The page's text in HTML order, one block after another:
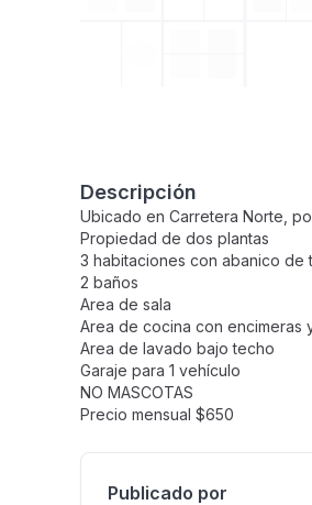
Descripción
Ubicado en Carretera Norte,
Propiedad de dos plantas
3 habitaciones con abanico de
2 baños
Area de sala
Area de cocina con encimeras
Area de lavado bajo techo
Garaje para 1 vehículo
NO MASCOTAS
Precio mensual $650
Publicado por